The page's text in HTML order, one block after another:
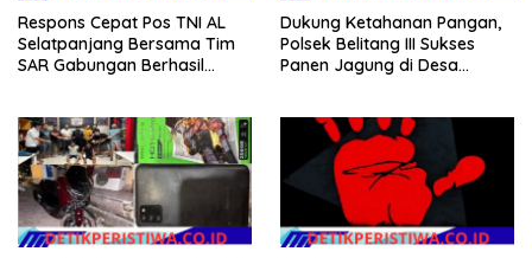
Respons Cepat Pos TNI AL
Selatpanjang Bersama Tim
SAR Gabungan Berhasil
Mengkikip Kepulauan Meranti
Dukung Ketahanan Pangan,
Polsek Belitang III Sukses
Panen Jagung di Desa